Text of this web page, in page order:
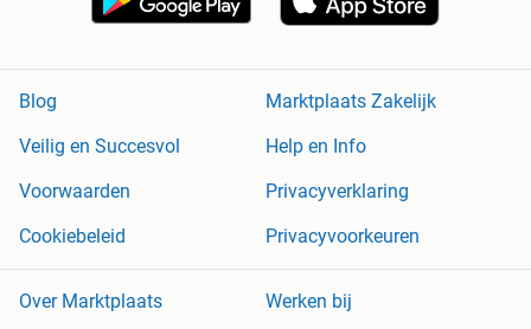
Blog
Marktplaats Zakelijk
Veilig en Succesvol
Help en Info
Voorwaarden
Privacyverklaring
Cookiebeleid
Privacyvoorkeuren
Over Marktplaats Werken bij